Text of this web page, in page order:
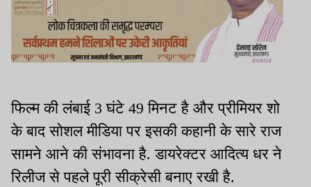
फिल्म की लंबाई 3 घंटे 49 मिनट है और प्रीमियर शो
के बाद सोशल मीडिया पर इसकी कहानी के सारे राज
सामने आने की संभावना है. डायरेक्टर आदित्य धर ने
रिलीज से पहले पूरी सीक्रेसी बनाए रखी है.